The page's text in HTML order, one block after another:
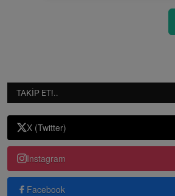
TAKIP ET!..
X (Twitter)
Instagram
Facebook